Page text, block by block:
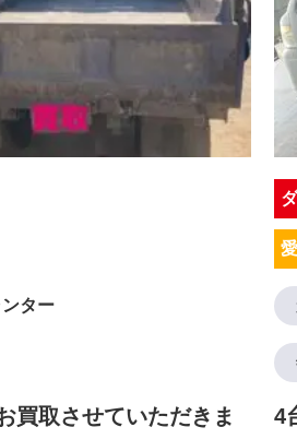
ター
買取させていただきま
4